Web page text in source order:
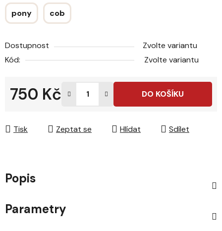
pony cob
Dostupnost
Zvolte variantu
Kód:
Zvolte variantu
750 Kč DO KOŠÍKU
Tisk Zeptat se Hlídat Sdílet
Popis
Parametry